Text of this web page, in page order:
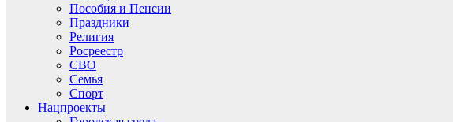
Пособия и Пенсии
Праздники
Религия
Росреестр
СВО
Семья
Спорт
Нацпроекты